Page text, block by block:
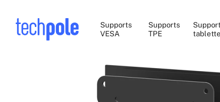
Supports
VESA
Supports
TPE
Support
tablette